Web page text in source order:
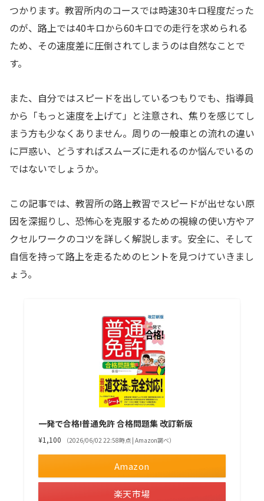
つかります。教習所内のコースでは時速30キロ程度だった
のが、路上では40キロから60キロでの走行を求められる
ため、その速度差に圧倒されてしまうのは自然なことで
す。
また、自分ではスピードを出しているつもりでも、指導員
から「もっと速度を上げて」と注意され、焦りを感じてし
まう方も少なくありません。周りの一般車との流れの違い
に戸惑い、どうすればスムーズに走れるのか悩んでいるの
ではないでしょうか。
この記事では、教習所の路上教習でスピードが出せない原
因を深掘りし、恐怖心を克服するための視線の使い方やア
クセルワークのコツを詳しく解説します。安全に、そして
自信を持って路上を走るためのヒントを見つけていきまし
ょう。
一発で合格!普通免許 合格問題集 改訂新版
¥1,100 （2026/06/02 22:58時点 | Amazon調べ）
Amazon
楽天市場